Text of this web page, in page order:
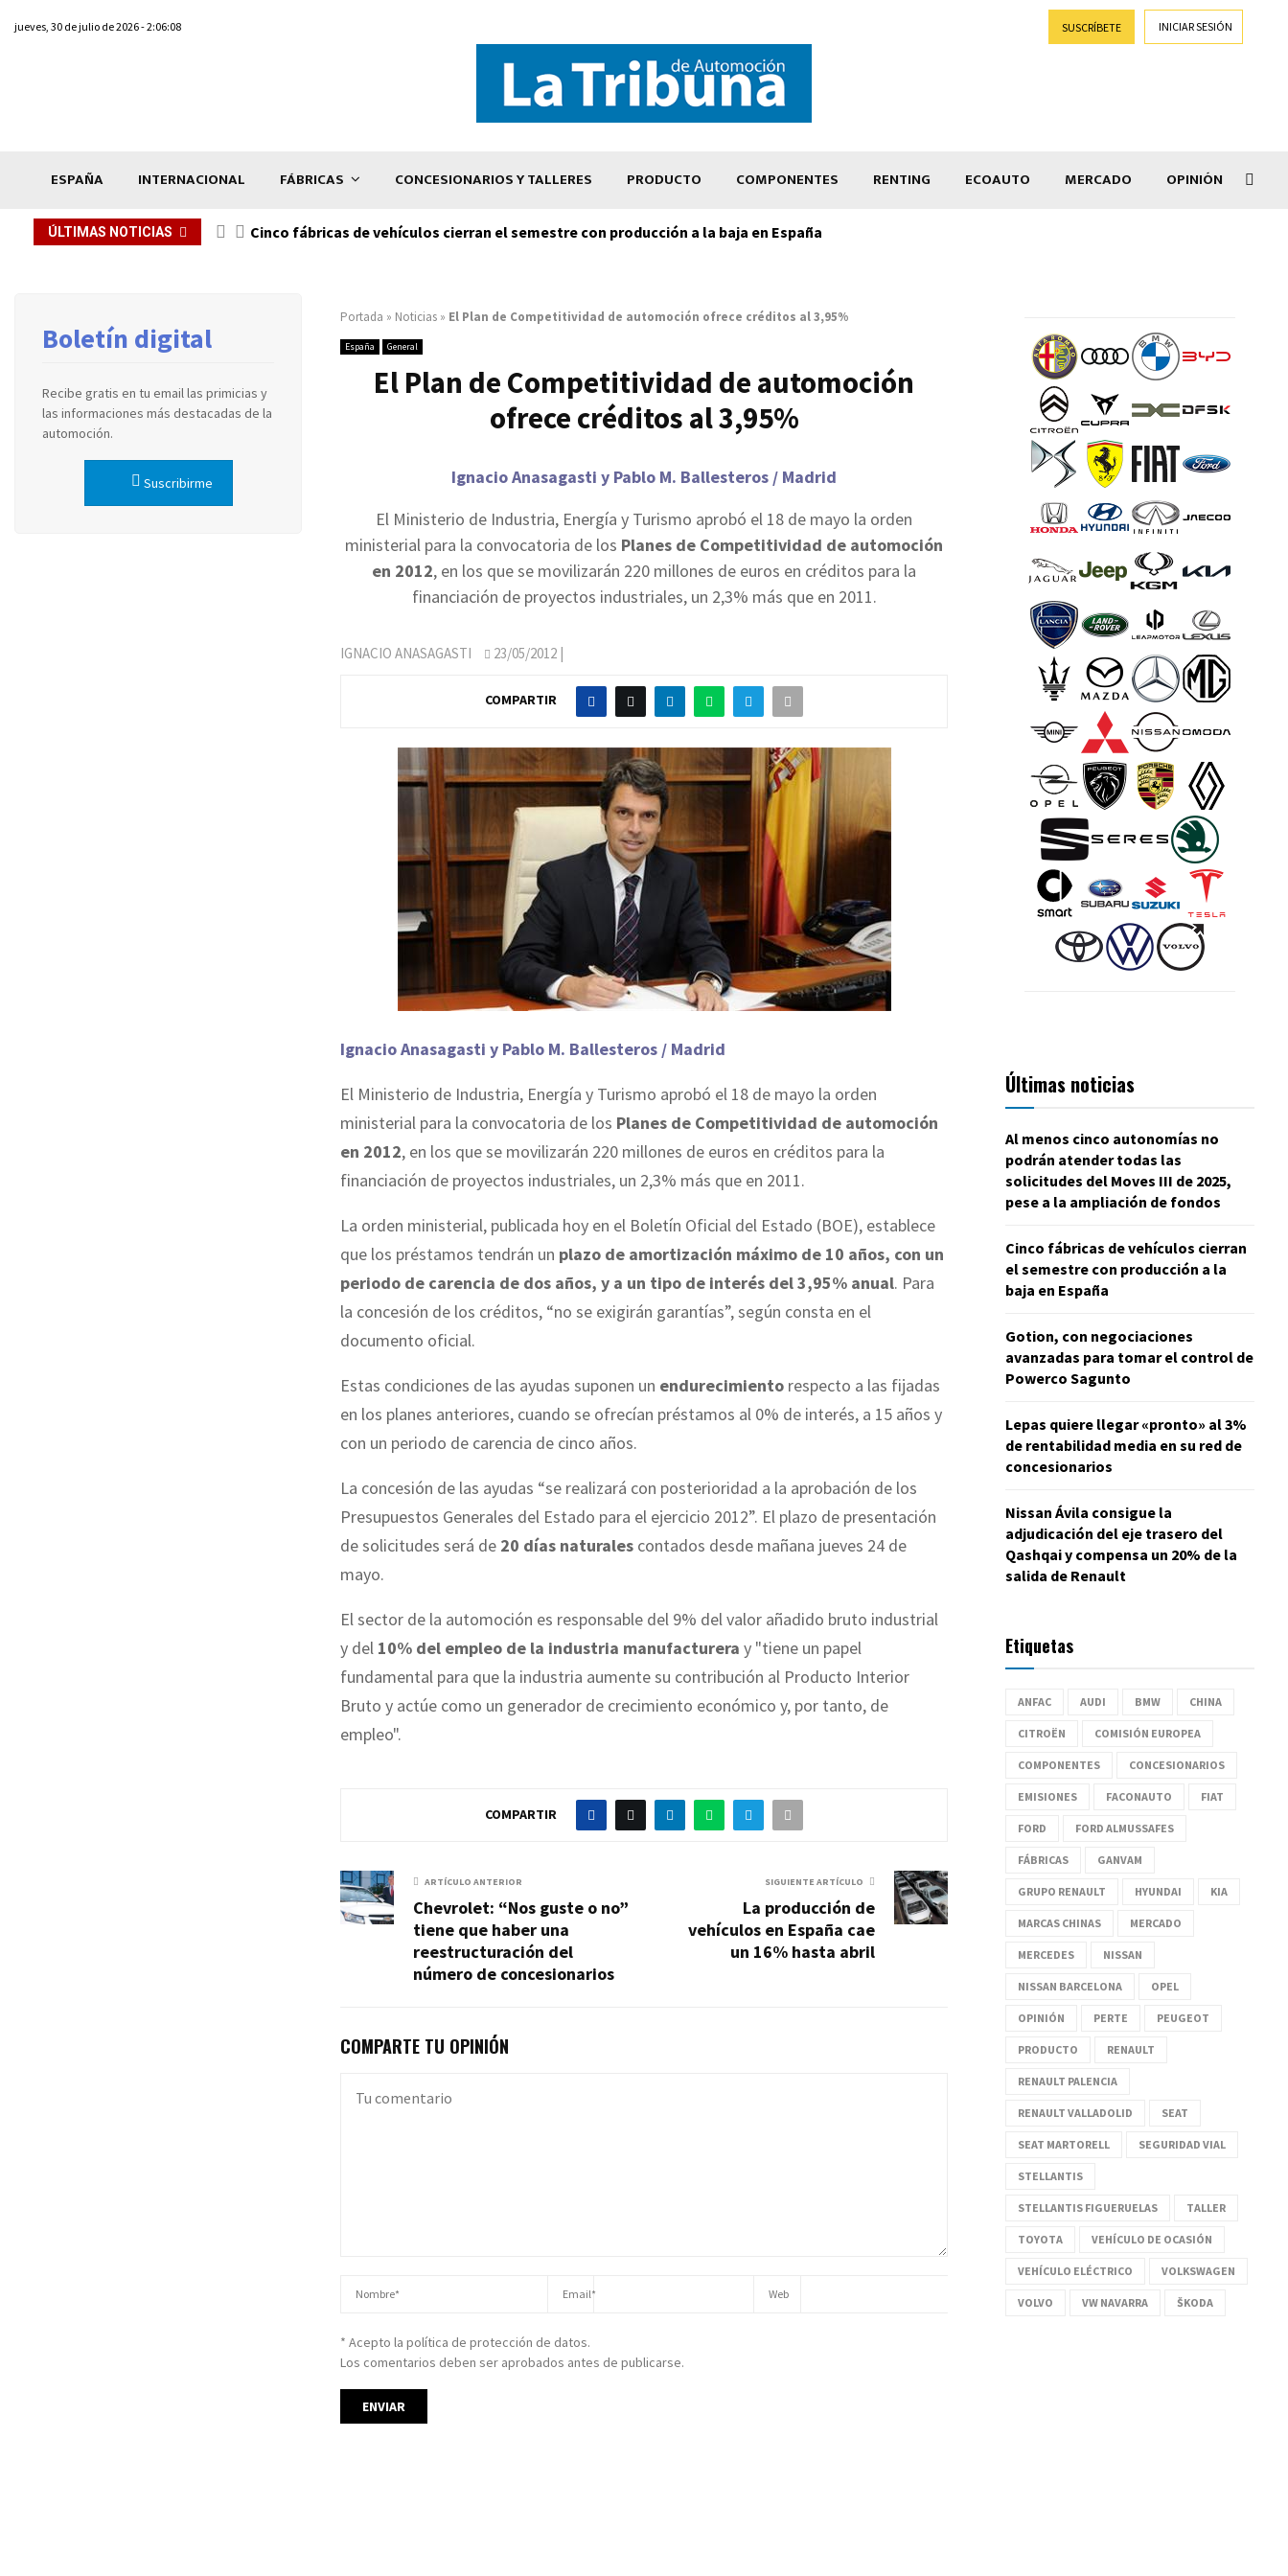
jueves, 30 de julio de 2026 - 2:06:08 SUSCRÍBETE INICIAR SESIÓN
ESPAÑA INTERNACIONAL FÁBRICAS CONCESIONARIOS Y TALLERES PRODUCTO COMPONENTES RENTING ECOAUTO MERCADO OPINIÓN
ÚLTIMAS NOTICIAS Cinco fábricas de vehículos cierran el semestre con producción a la baja en España
Portada » Noticias » El Plan de Competitividad de automoción ofrece créditos al 3,95%
España General
El Plan de Competitividad de automoción
ofrece créditos al 3,95%
Ignacio Anasagasti y Pablo M. Ballesteros / Madrid
El Ministerio de Industria, Energía y Turismo aprobó el 18 de mayo la orden
ministerial para la convocatoria de los Planes de Competitividad de automoción
en 2012, en los que se movilizarán 220 millones de euros en créditos para la
financiación de proyectos industriales, un 2,3% más que en 2011.
IGNACIO ANASAGASTI 23/05/2012 |
COMPARTIR
Ignacio Anasagasti y Pablo M. Ballesteros / Madrid
El Ministerio de Industria, Energía y Turismo aprobó el 18 de mayo la orden
ministerial para la convocatoria de los Planes de Competitividad de automoción
en 2012, en los que se movilizarán 220 millones de euros en créditos para la
financiación de proyectos industriales, un 2,3% más que en 2011.
La orden ministerial, publicada hoy en el Boletín Oficial del Estado (BOE), establece
que los préstamos tendrán un plazo de amortización máximo de 10 años, con un
periodo de carencia de dos años, y a un tipo de interés del 3,95% anual. Para
la concesión de los créditos, “no se exigirán garantías”, según consta en el
documento oficial.
Estas condiciones de las ayudas suponen un endurecimiento respecto a las fijadas
en los planes anteriores, cuando se ofrecían préstamos al 0% de interés, a 15 años y
con un periodo de carencia de cinco años.
La concesión de las ayudas “se realizará con posterioridad a la aprobación de los
Presupuestos Generales del Estado para el ejercicio 2012”. El plazo de presentación
de solicitudes será de 20 días naturales contados desde mañana jueves 24 de
mayo.
El sector de la automoción es responsable del 9% del valor añadido bruto industrial
y del 10% del empleo de la industria manufacturera y "tiene un papel
fundamental para que la industria aumente su contribución al Producto Interior
Bruto y actúe como un generador de crecimiento económico y, por tanto, de
empleo".
COMPARTIR
ARTÍCULO ANTERIOR
Chevrolet: “Nos guste o no”
tiene que haber una
reestructuración del
número de concesionarios
SIGUIENTE ARTÍCULO
La producción de
vehículos en España cae
un 16% hasta abril
COMPARTE TU OPINIÓN
* Acepto la política de protección de datos.
Los comentarios deben ser aprobados antes de publicarse.
Boletín digital
Recibe gratis en tu email las primicias y
las informaciones más destacadas de la
automoción.
Suscribirme
Últimas noticias
Al menos cinco autonomías no
podrán atender todas las
solicitudes del Moves III de 2025,
pese a la ampliación de fondos
Cinco fábricas de vehículos cierran
el semestre con producción a la
baja en España
Gotion, con negociaciones
avanzadas para tomar el control de
Powerco Sagunto
Lepas quiere llegar «pronto» al 3%
de rentabilidad media en su red de
concesionarios
Nissan Ávila consigue la
adjudicación del eje trasero del
Qashqai y compensa un 20% de la
salida de Renault
Etiquetas
ANFAC AUDI BMW CHINA
CITROËN COMISIÓN EUROPEA
COMPONENTES CONCESIONARIOS
EMISIONES FACONAUTO FIAT
FORD FORD ALMUSSAFES
FÁBRICAS GANVAM
GRUPO RENAULT HYUNDAI KIA
MARCAS CHINAS MERCADO
MERCEDES NISSAN
NISSAN BARCELONA OPEL
OPINIÓN PERTE PEUGEOT
PRODUCTO RENAULT
RENAULT PALENCIA
RENAULT VALLADOLID SEAT
SEAT MARTORELL SEGURIDAD VIAL
STELLANTIS
STELLANTIS FIGUERUELAS TALLER
TOYOTA VEHÍCULO DE OCASIÓN
VEHÍCULO ELÉCTRICO VOLKSWAGEN
VOLVO VW NAVARRA ŠKODA